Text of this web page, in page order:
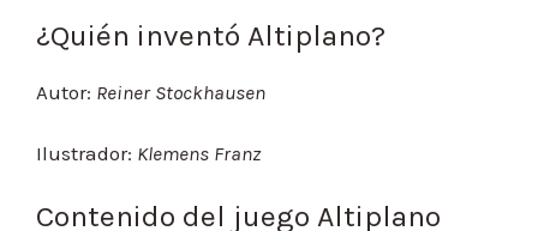
¿Quién inventó Altiplano?
Autor: Reiner Stockhausen
Ilustrador: Klemens Franz
Contenido del juego Altiplano